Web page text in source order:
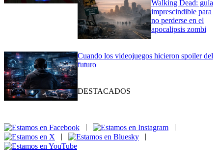
Walking Dead: guía
imprescindible para
no perderse en el
apocalipsis zombi
Cuando los videojuegos hicieron spoiler del
futuro
DESTACADOS
|
|
|
|